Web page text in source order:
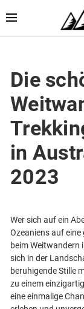
Die
in
2023
Wer sich auf ein
Ozeaniens auf
beim Weitwandern
sich in der
beruhigende Stille
zu einem
eine einmalige